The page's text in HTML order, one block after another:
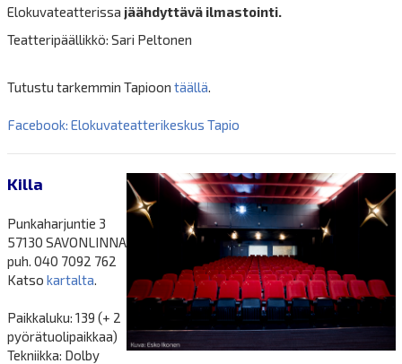
Elokuvateatterissa jäähdyttävä ilmastointi.
Teatteripäällikkö: Sari Peltonen
Tutustu tarkemmin Tapioon täällä
Facebook: Elokuvateatterikeskus Tapio
Killa
Punkaharjuntie 3
57130 SAVONLINNA
puh. 040 7092 762
Katso kartalta
Paikkaluku: 139 (+ 2
pyörätuolipaikkaa)
Tekniikka: Dolby